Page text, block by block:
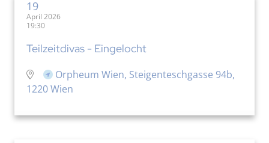
19
April 2026
19:30
Teilzeitdivas - Eingelocht
Orpheum Wien, Steigenteschgasse 94b,
1220 Wien